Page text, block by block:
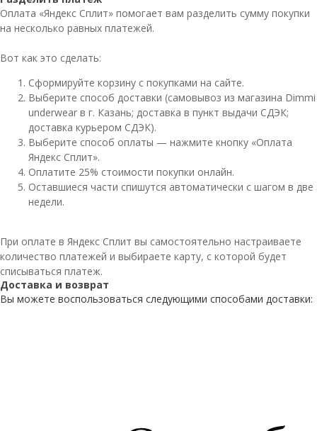
Оплата «Яндекс Сплит» помогает вам разделить сумму покупки
на несколько равных платежей.
Вот как это сделать:
Сформируйте корзину с покупками на сайте.
Выберите способ доставки (самовывоз из магазина Dimmi
underwear в г. Казань; доставка в пункт выдачи СДЭК;
доставка курьером СДЭК).
Выберите способ оплаты — нажмите кнопку «Оплата
Яндекс Сплит».
Оплатите 25% стоимости покупки онлайн.
Оставшиеся части спишутся автоматически с шагом в две
недели.
При оплате в Яндекс Сплит вы самостоятельно настраиваете
количество платежей и выбираете карту, с которой будет
списываться платеж.
Доставка и возврат
Вы можете воспользоваться следующими способами доставки: